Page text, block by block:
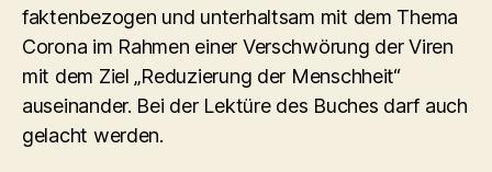
faktenbezogen und unterhaltsam mit dem Thema
Corona im Rahmen einer Verschwörung der Viren
mit dem Ziel „Reduzierung der Menschheit“
auseinander. Bei der Lektüre des Buches darf auch
gelacht werden.